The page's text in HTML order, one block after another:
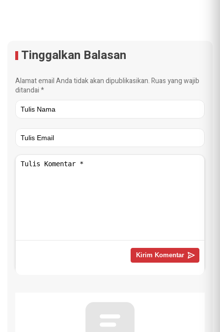
Tinggalkan Balasan
Alamat email Anda tidak akan dipublikasikan.Ruas yang wajib
ditandai*